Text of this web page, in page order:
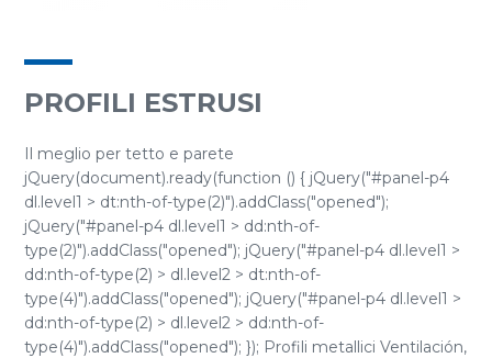
PROFILI ESTRUSI
Il meglio per tetto e parete
jQuery(document).ready(function () { jQuery("#panel-p4
dl.level1 > dt:nth-of-type(2)").addClass("opened");
jQuery("#panel-p4 dl.level1 > dd:nth-of-
type(2)").addClass("opened"); jQuery("#panel-p4 dl.level1 >
dd:nth-of-type(2) > dl.level2 > dt:nth-of-
type(4)").addClass("opened"); jQuery("#panel-p4 dl.level1 >
dd:nth-of-type(2) > dl.level2 > dd:nth-of-
type(4)").addClass("opened"); }); Profili metallici Ventilación,